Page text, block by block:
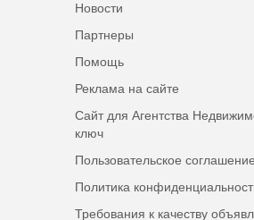
Новости
Партнеры
Помощь
Реклама на сайте
Сайт для Агентства
ключ
Пользовательское соглашение
Политика
Требования к качеству